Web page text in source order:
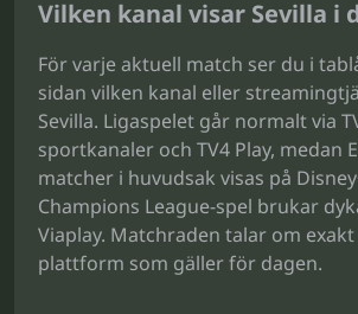
Vilken kanal visar Sevilla i
För varje aktuell match ser du i
sidan vilken kanal eller
Sevilla. Ligaspelet går normalt via
sportkanaler och TV4 Play, medan
matcher i huvudsak visas på
Champions League-spel brukar
Viaplay. Matchraden talar om
plattform som gäller för dagen.